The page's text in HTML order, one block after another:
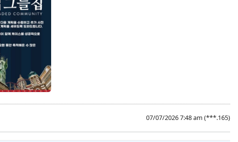
07/07/2026 7:48 am (***.165)